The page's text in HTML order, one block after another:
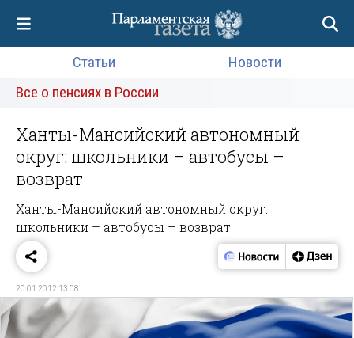
Статьи
Новости
Все о пенсиях в России
Ханты-Мансийский автономный
округ: школьники – автобусы –
возврат
Ханты-Мансийский автономный округ:
школьники – автобусы – возврат
20.01.2012 13:08